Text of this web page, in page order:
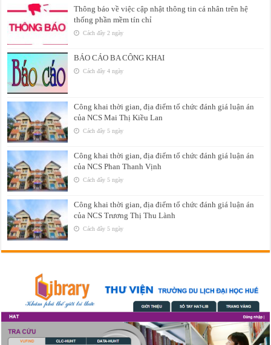
Thông báo về việc cập nhật thông tin cá nhân trên hệ
thống phần mềm tín chỉ
Cách đây 2 ngày
BÁO CÁO BA CÔNG KHAI
Cách đây 4 ngày
Công khai thời gian, địa điểm tổ chức đánh giá luận án
của NCS Mai Thị Kiều Lan
Cách đây 5 ngày
Công khai thời gian, địa điểm tổ chức đánh giá luận án
của NCS Phan Thanh Vịnh
Cách đây 5 ngày
Công khai thời gian, địa điểm tổ chức đánh giá luận án
của NCS Trương Thị Thu Lành
Cách đây 5 ngày